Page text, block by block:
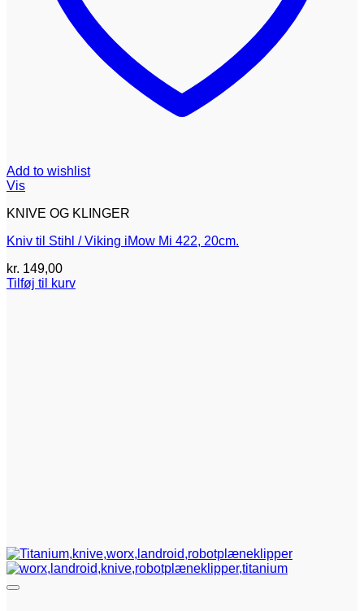
Add to wishlist
Vis
KNIVE OG KLINGER
Kniv til Stihl / Viking iMow Mi 422, 20cm.
kr. 149,00
Tilføj til kurv